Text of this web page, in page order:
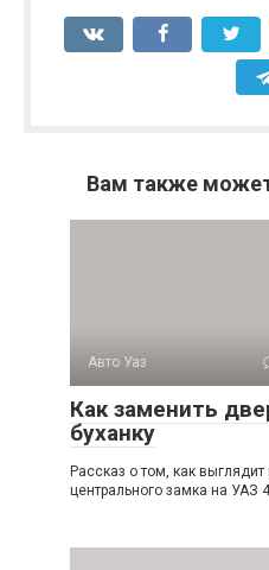
Вам также
Авто Уаз
Как заменить
буханку
Рассказ о том, как
центрального замка на УАЗ